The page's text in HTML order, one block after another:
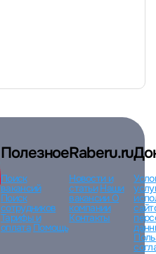
Полезное
Поиск
вакансий
Поиск
сотрудников
Тарифы и
оплата Помощь
Raberu.ru
Новости и
статьи Наши
вакансииО
компании
Контакты